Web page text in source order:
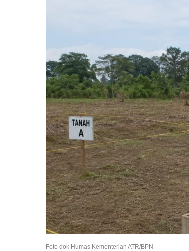
Foto dok Humas Kementerian ATR/BPN